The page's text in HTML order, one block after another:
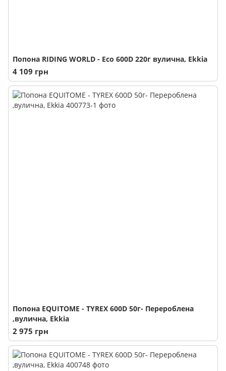
Попона RIDING WORLD - Eco 600D 220г вулична, Ekkia
4 109 грн
Попона EQUITOME - TYREX 600D 50г- Перероблена
,вулична, Ekkia
2 975 грн